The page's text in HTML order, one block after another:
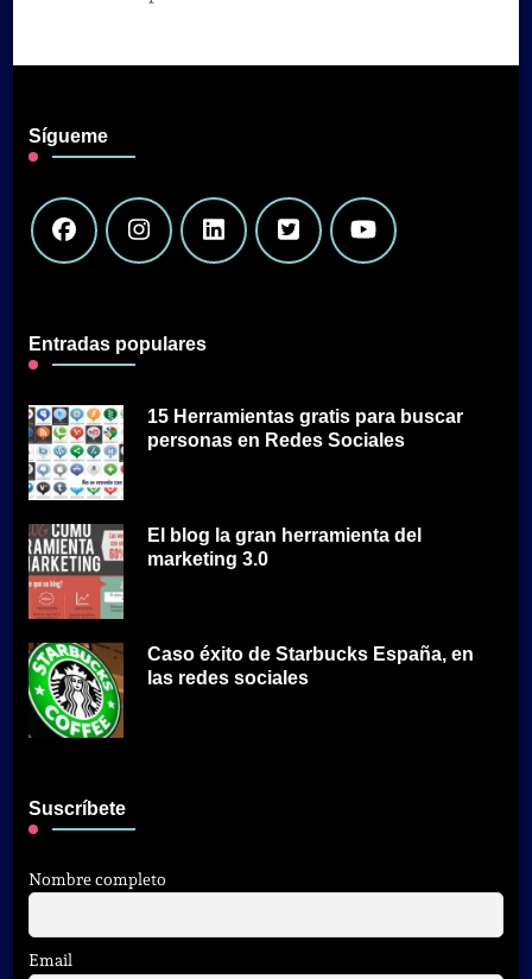
Sígueme
Entradas populares
15 Herramientas gratis para buscar
personas en Redes Sociales
El blog la gran herramienta del
marketing 3.0
Caso éxito de Starbucks España, en
las redes sociales
Suscríbete
Nombre completo
Email